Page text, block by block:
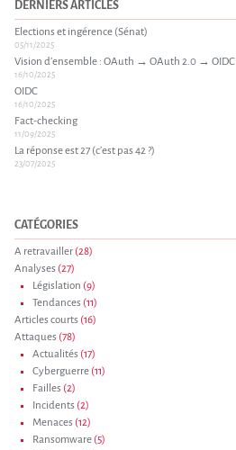
DERNIERS ARTICLES
Elections et ingérence (Sénat)
05/11/2025
Vision d’ensemble : OAuth → OAuth 2.0 → OIDC
16/10/2025
OIDC
16/10/2025
Fact-checking
11/09/2025
La réponse est 27 (c’est pas 42 ?)
23/07/2025
CATÉGORIES
A retravailler (28)
Analyses (27)
Législation (9)
Tendances (11)
Articles courts (16)
Attaques (78)
Actualités (17)
Cyberguerre (11)
Failles (2)
Incidents (2)
Menaces (12)
Ransomware (5)